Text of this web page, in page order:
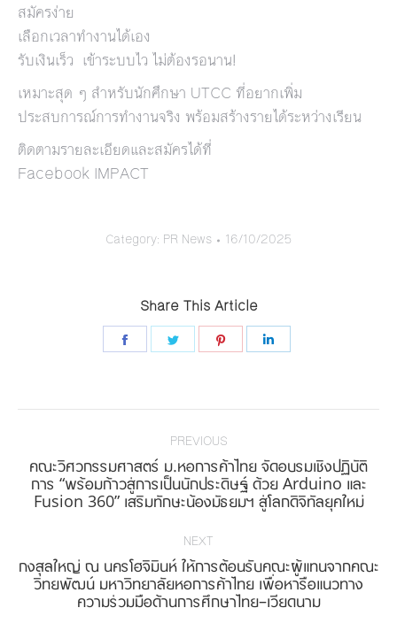
สมัครง่าย
เลือกเวลาทำงานได้เอง
รับเงินเร็ว เข้าระบบไว ไม่ต้องรอนาน!
เหมาะสุด ๆ สำหรับนักศึกษา UTCC ที่อยากเพิ่ม
ประสบการณ์การทำงานจริง พร้อมสร้างรายได้ระหว่างเรียน
ติดตามรายละเอียดและสมัครได้ที่
Facebook IMPACT
Category: PR News 16/10/2025
Share This Article
Share
Share
Share
PREVIOUS
Previous
post:
คณะวิศวกรรมศาสตร์ ม.หอการค้าไทย จัดอบรมเชิงปฏิบัติ
การ “พร้อมก้าวสู่การเป็นนักประดิษฐ์ ด้วย Arduino และ
Fusion 360” เสริมทักษะน้องมัธยมฯ สู่โลกดิจิทัลยุคใหม่
NEXT
Next
post:
กงสุลใหญ่ ณ นครโฮจิมินห์ ให้การต้อนรับคณะผู้แทนจากคณะ
วิทยพัฒน์ มหาวิทยาลัยหอการค้าไทย เพื่อหารือแนวทาง
ความร่วมมือด้านการศึกษาไทย–เวียดนาม